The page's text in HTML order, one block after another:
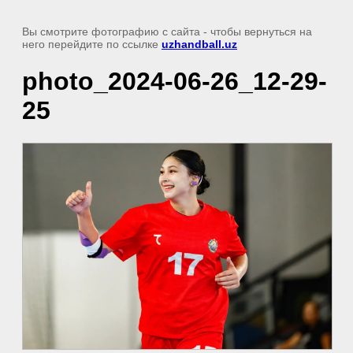
Вы смотрите фотографию с сайта - чтобы вернуться на
него перейдите по ссылке uzhandball.uz
photo_2024-06-26_12-29-
25